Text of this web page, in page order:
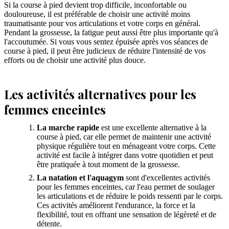
Si la course à pied devient trop difficile, inconfortable ou
douloureuse, il est préférable de choisir une activité moins
traumatisante pour vos articulations et votre corps en général.
Pendant la grossesse, la fatigue peut aussi être plus importante qu'à
l'accoutumée. Si vous vous sentez épuisée après vos séances de
course à pied, il peut être judicieux de réduire l'intensité de vos
efforts ou de choisir une activité plus douce.
Les activités alternatives pour les
femmes enceintes
La marche rapide est une excellente alternative à la
course à pied, car elle permet de maintenir une activité
physique régulière tout en ménageant votre corps. Cette
activité est facile à intégrer dans votre quotidien et peut
être pratiquée à tout moment de la grossesse.
La natation et l'aquagym sont d'excellentes activités
pour les femmes enceintes, car l'eau permet de soulager
les articulations et de réduire le poids ressenti par le corps.
Ces activités améliorent l'endurance, la force et la
flexibilité, tout en offrant une sensation de légèreté et de
détente.